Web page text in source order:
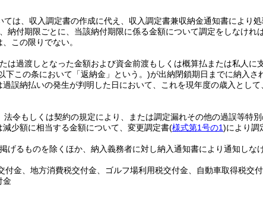
ては、収入調定書の作成に代え、収入調定書兼収納金通知書により処
付期限ごとに、当該納付期限に係る金額について調定をしなけれ
この限りでない。
は過渡しとなった金額および資金前渡もしくは概算払または私人に
下この条において「返納金」という。)が出納閉鎖期日までに納入さ
誤納払いの発生が判明した日において、これを現年度の歳入とし
法令もしくは契約の規定により、または調定漏れその他の過誤等特
少額に相当する金額について、変更調定書(様式第1号の1)により調
げるものを除くほか、納入義務者に対し納入通知書により通知しな
金、地方消費税交付金、ゴルフ場利用税交付金、自動車取得税交
金